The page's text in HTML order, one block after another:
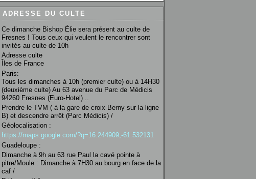
ADRESSE DU CULTE
Ce dimanche Bishop Élie sera présent au culte de
Fresnes ! Tous ceux qui veulent le rencontrer sont
invités au culte de 10h
Adresse culte
Îles de France
Paris:
Tous les dimanches à 10h (premier culte) ou à 14H30
(deuxième culte) Au 63 avenue du Parc de Médicis
94260 Fresnes (Euro-Hotel) ..
Prendre le TVM ( à la gare de croix Berny sur la ligne
B) et descendre arrêt (Parc Médicis) /
Géolocalisation :
https://maps.google.com/?q=16.244909,-61.532131
Guadeloupe :
Dimanche à 9h au 63 rue Paul la cavé pointe à
pitre/Moule : Dimanche à 7H30 au bourg en face de la
caf /